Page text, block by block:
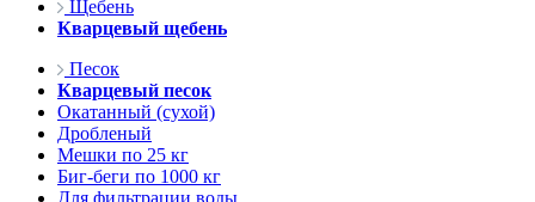
Щебень
Кварцевый щебень
Песок
Кварцевый песок
Окатанный (сухой)
Дробленый
Мешки по 25 кг
Биг-беги по 1000 кг
Для фильтрации воды